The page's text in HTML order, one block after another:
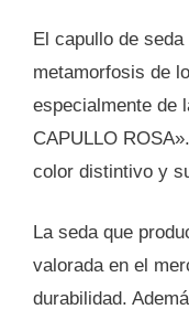
El capullo de
metamorfosis de
especialmente de
CAPULLO
color distintivo y
La seda que
valorada en el
durabilidad.